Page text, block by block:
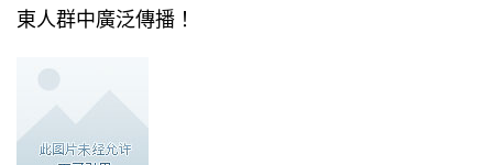
東人群中廣泛傳播！